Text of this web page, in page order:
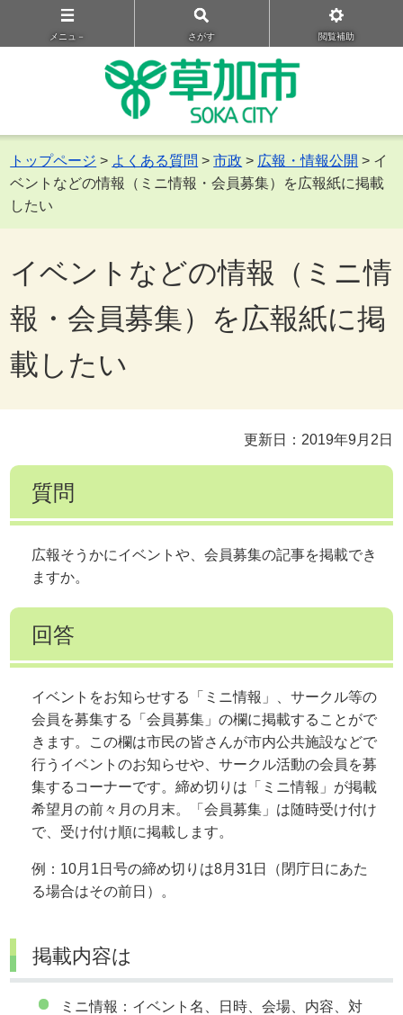
メニュ－ さがす 閲覧補助
トップページ > よくある質問 >市政 > 広報・情報公開 > イ
ベントなどの情報（ミニ情報・会員募集）を広報紙に掲載
したい
イベントなどの情報（ミニ情
報・会員募集）を広報紙に掲
載したい
更新日：2019年9月2日
質問
広報そうかにイベントや、会員募集の記事を掲載でき
ますか。
回答
イベントをお知らせする「ミニ情報」、サークル等の
会員を募集する「会員募集」の欄に掲載することがで
きます。この欄は市民の皆さんが市内公共施設などで
行うイベントのお知らせや、サークル活動の会員を募
集するコーナーです。締め切りは「ミニ情報」が掲載
希望月の前々月の月末。「会員募集」は随時受け付け
で、受け付け順に掲載します。
例：10月1日号の締め切りは8月31日（閉庁日にあた
る場合はその前日）。
掲載内容は
ミニ情報：イベント名、日時、会場、内容、対